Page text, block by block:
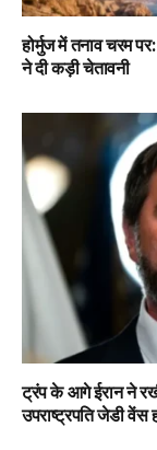
होर्मुज में तनाव चरम
ने दी कड़ी चेतावनी
ट्रंप के आगे ईरान ने
उपराष्ट्रपति जेडी वेंस